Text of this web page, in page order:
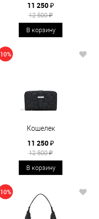
11 250 ₽
12 500 ₽
В корзину
10%
Кошелек
11 250 ₽
12 500 ₽
В корзину
10%